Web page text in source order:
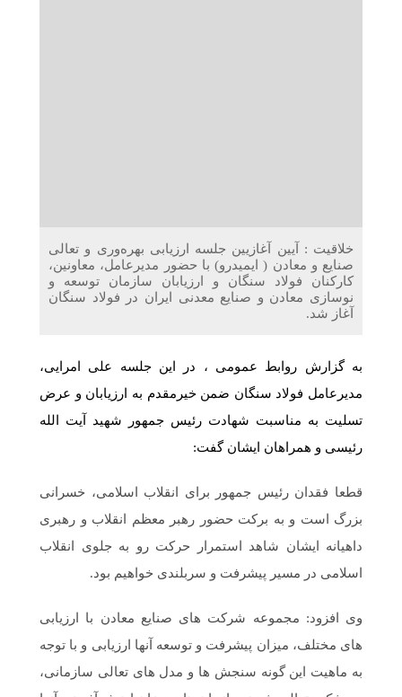
خلاقیت : آیین آغازیین جلسه ارزیابی بهره‌وری و تعالی
صنایع و معادن ( ایمیدرو) با حضور مدیرعامل، معاونین،
کارکنان فولاد سنگان و ارزیابان سازمان توسعه و
نوسازی معادن و صنایع معدنی ایران در فولاد سنگان
آغاز شد.
به گزارش روابط عمومی ، در این جلسه علی امرایی،
مدیرعامل فولاد سنگان ضمن خیرمقدم به ارزیابان و عرض
تسلیت به مناسبت شهادت رئیس جمهور شهید آیت الله
رئیسی و همراهان ایشان گفت:
قطعا فقدان رئیس جمهور برای انقلاب اسلامی، خسرانی
بزرگ است و به برکت حضور رهبر معظم انقلاب و رهبری
داهیانه ایشان شاهد استمرار حرکت رو به جلوی انقلاب
اسلامی در مسیر پیشرفت و سربلندی خواهیم بود.
وی افزود: مجموعه شرکت های صنایع معادن با ارزیابی
های مختلف، میزان پیشرفت و توسعه آنها ارزیابی و با توجه
به ماهیت این گونه سنجش ها و مدل های تعالی سازمانی،